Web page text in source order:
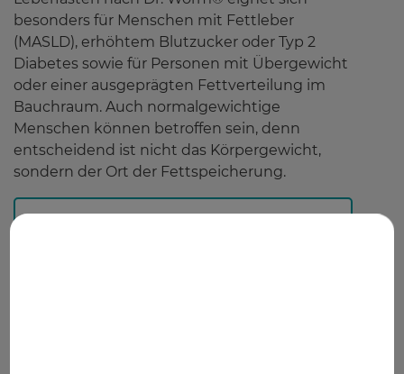
besonders für Menschen mit Fettleber
(MASLD), erhöhtem Blutzucker oder Typ 2
Diabetes sowie für Personen mit Übergewicht
oder einer ausgeprägten Fettverteilung im
Bauchraum. Auch normalgewichtige
Menschen können betroffen sein, denn
entscheidend ist nicht das Körpergewicht,
sondern der Ort der Fettspeicherung.